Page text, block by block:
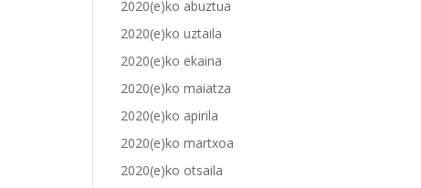
2020(e)ko abuztua
2020(e)ko uztaila
2020(e)ko ekaina
2020(e)ko maiatza
2020(e)ko apirila
2020(e)ko martxoa
2020(e)ko otsaila